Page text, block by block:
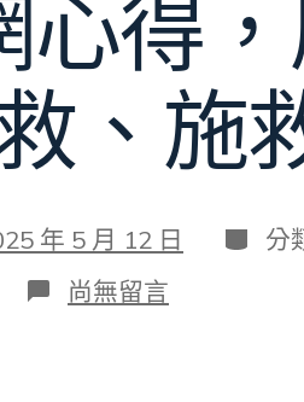
心得
、施
年 5 月 12 日 分
類
分
在
〈暑
尚無留言